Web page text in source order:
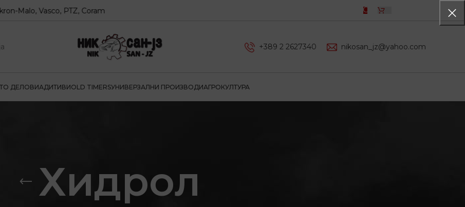
Vasco, PTZ, Coram
+389 2 2627340 nikosan_jz@yahoo.com
ДЕЛОВИАДИТИВИOLD TIMERSУНИВЕРЗАЛНИ ПРОИЗВОДИАГРОКУЛТУРА
Хидрол